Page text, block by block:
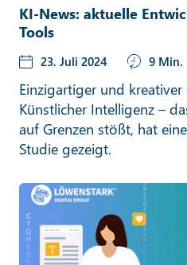
KI-News: aktuelle
Tools
23. Juli 2024 9 Min.
Einzigartiger und
Künstlicher Intelligenz –
auf Grenzen stößt, hat
Studie gezeigt.